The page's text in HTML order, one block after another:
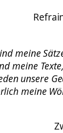
meine
meine
unsere
meine